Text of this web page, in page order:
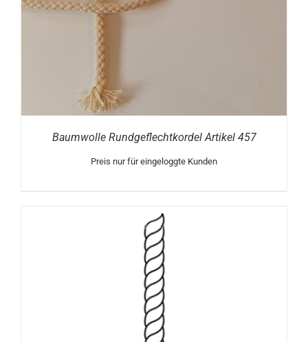
Baumwolle Rundgeflechtkordel Artikel 457
Preis nur für eingeloggte Kunden